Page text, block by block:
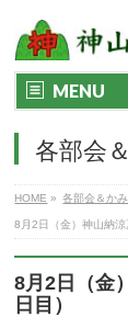
MENU
各部会
HOME » 各部会＆か
8月2日（金）神山納
8月2日（金
日目）